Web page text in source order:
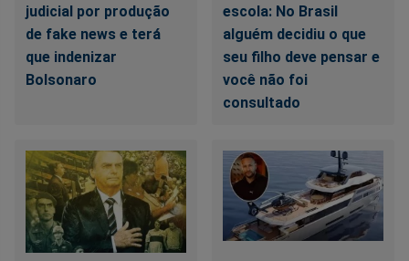
judicial por produção
de fake news e terá
que indenizar
Bolsonaro
escola: No Brasil
alguém decidiu o que
seu filho deve pensar e
você não foi
consultado